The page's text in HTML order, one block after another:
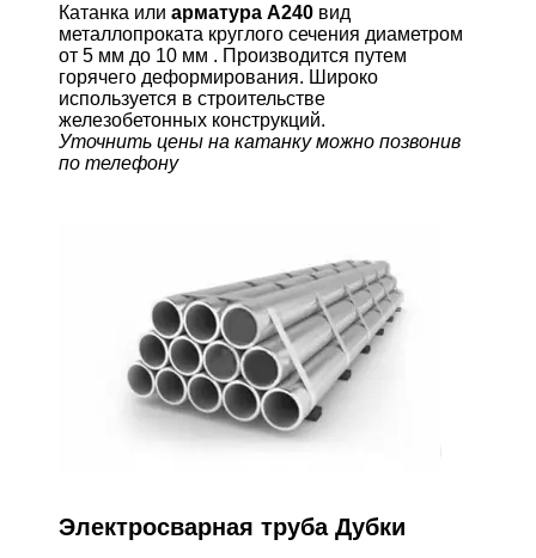
Катанка или арматура А240 вид
металлопроката круглого сечения диаметром
от 5 мм до 10 мм . Производится путем
горячего деформирования. Широко
используется в строительстве
железобетонных конструкций.
Уточнить цены на катанку можно позвонив
по телефону
Электросварная труба Дубки